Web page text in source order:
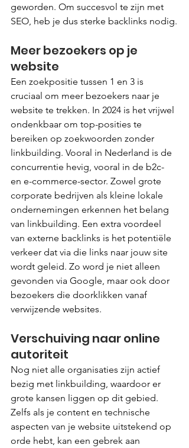
geworden. Om succesvol te zijn met
SEO, heb je dus sterke backlinks nodig.
Meer bezoekers op je
website
Een zoekpositie tussen 1 en 3 is
cruciaal om meer bezoekers naar je
website te trekken. In 2024 is het vrijwel
ondenkbaar om top-posities te
bereiken op zoekwoorden zonder
linkbuilding. Vooral in Nederland is de
concurrentie hevig, vooral in de b2c-
en e-commerce-sector. Zowel grote
corporate bedrijven als kleine lokale
ondernemingen erkennen het belang
van linkbuilding. Een extra voordeel
van externe backlinks is het potentiële
verkeer dat via die links naar jouw site
wordt geleid. Zo word je niet alleen
gevonden via Google, maar ook door
bezoekers die doorklikken vanaf
verwijzende websites.
Verschuiving naar online
autoriteit
Nog niet alle organisaties zijn actief
bezig met linkbuilding, waardoor er
grote kansen liggen op dit gebied.
Zelfs als je content en technische
aspecten van je website uitstekend op
orde hebt, kan een gebrek aan